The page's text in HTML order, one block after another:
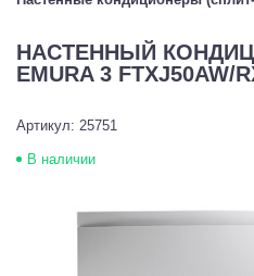
НАСТЕННЫЙ
EMURA 3 FTXJ50AW/
Артикул: 25751
В наличии